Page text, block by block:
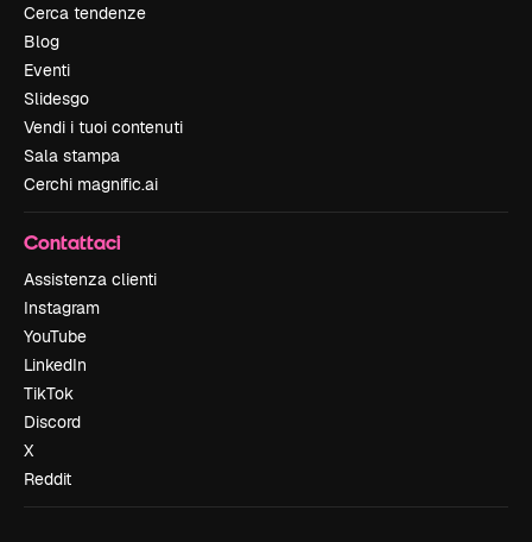
Cerca tendenze
Blog
Eventi
Slidesgo
Vendi i tuoi contenuti
Sala stampa
Cerchi magnific.ai
Contattaci
Assistenza clienti
Instagram
YouTube
LinkedIn
TikTok
Discord
X
Reddit